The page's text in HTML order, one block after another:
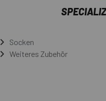
Socken
Weiteres Zubehör